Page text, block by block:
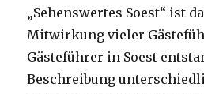
„Sehenswertes Soest“ ist
Mitwirkung vieler
Gästeführer in Soest
Beschreibung